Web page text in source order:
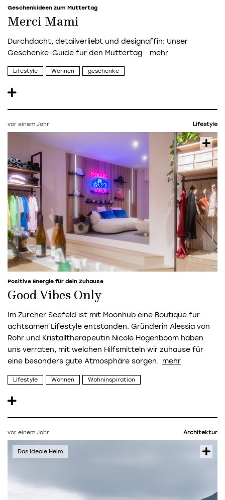
Geschenkideen zum Muttertag
Merci Mami
Durchdacht, detailverliebt und designaffin: Unser
Geschenke-Guide für den Muttertag.
Lifestyle Wohnen geschenke
vor einem Jahr Lifestyle
Positive Energie für dein Zuhause
Good Vibes Only
Im Zürcher Seefeld ist mit Moonhub eine Boutique für
achtsamen Lifestyle entstanden. Gründerin Alessia von
Rohr und Kristalltherapeutin Nicole Hogenboom haben
uns verraten, mit welchen Hilfsmitteln wir zuhause für
eine besonders gute Atmosphäre sorgen.
Lifestyle Wohnen Wohninspiration
vor einem Jahr Architektur